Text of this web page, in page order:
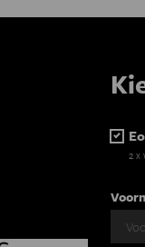
2 x